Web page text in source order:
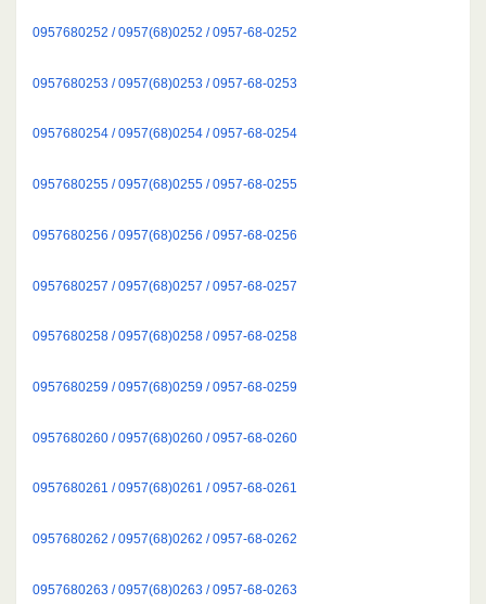
0957680252 / 0957(68)0252 / 0957-68-0252
0957680253 / 0957(68)0253 / 0957-68-0253
0957680254 / 0957(68)0254 / 0957-68-0254
0957680255 / 0957(68)0255 / 0957-68-0255
0957680256 / 0957(68)0256 / 0957-68-0256
0957680257 / 0957(68)0257 / 0957-68-0257
0957680258 / 0957(68)0258 / 0957-68-0258
0957680259 / 0957(68)0259 / 0957-68-0259
0957680260 / 0957(68)0260 / 0957-68-0260
0957680261 / 0957(68)0261 / 0957-68-0261
0957680262 / 0957(68)0262 / 0957-68-0262
0957680263 / 0957(68)0263 / 0957-68-0263